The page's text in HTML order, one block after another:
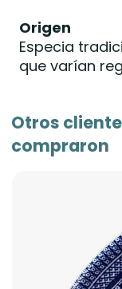
Origen
Especia
que varían
Otros
compraron